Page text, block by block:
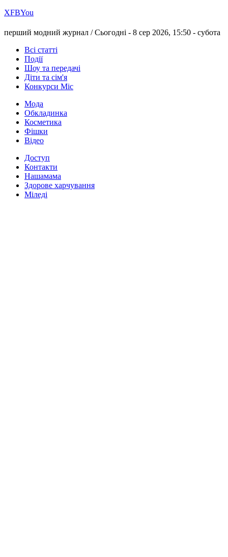
ХFBYou
перший модний журнал /Сьогодні - 8 сер 2026, 15:50 - субота
Всі статті
Події
Шоу та передачі
Діти та сім'я
Конкурси Міс
Мода
Обкладинка
Косметика
Фішки
Відео
Доступ
Контакти
Нашамама
Здорове харчування
Міледі